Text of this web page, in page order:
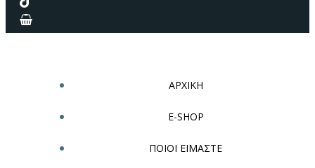
ΑΡΧΙΚΗ
E-SHOP
ΠΟΙΟΙ ΕΙΜΑΣΤΕ